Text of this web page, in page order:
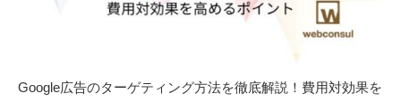
Google広告のターゲティング方法を徹底解説！費用対効果を